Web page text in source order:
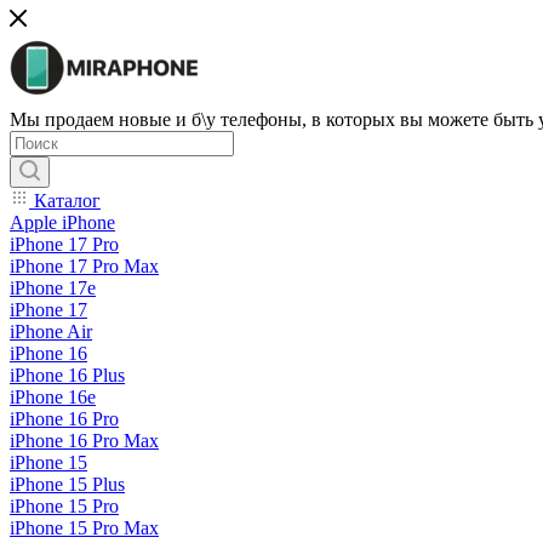
Мы продаем новые и б\у телефоны, в которых вы можете быть
Каталог
Apple iPhone
iPhone 17 Pro
iPhone 17 Pro Max
iPhone 17e
iPhone 17
iPhone Air
iPhone 16
iPhone 16 Plus
iPhone 16e
iPhone 16 Pro
iPhone 16 Pro Max
iPhone 15
iPhone 15 Plus
iPhone 15 Pro
iPhone 15 Pro Max